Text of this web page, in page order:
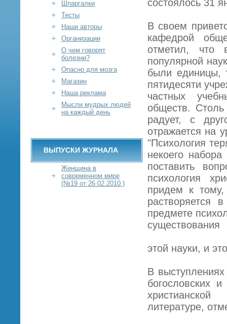
состоялось 31
В своем
кафедрой
отметил, что
популярной
были единицы,
пятидесяти
частных
обществ.
радует, с
отражается на
"Психология
некоего
поставить
психология
придем к тому,
растворяется
предмете
существования
этой науки, и
В
богословских
литературе,
Шпаргалки
Тесты
Наши авторы
Организации
О чем говорят
болезни?
Опасно для мозга
Магазин
Наша реклама
Мысли мудрых людей
на каждый день
ВЫПУСКИ ЖУРНАЛА
Женщина в
современном мире
(№19 от 26.02.2010.)